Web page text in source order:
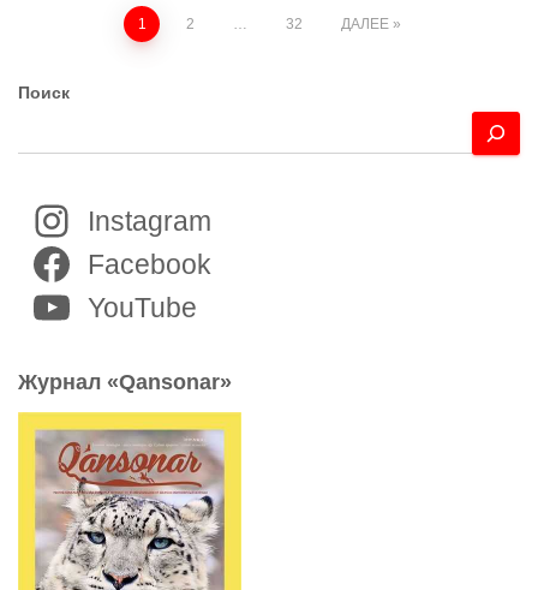
Пагинация
записей
1 2 32 ДАЛЕЕ
Поиск
Instagram
Facebook
YouTube
Журнал «Qansonar»